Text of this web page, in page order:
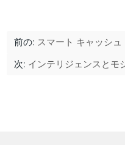
前の: スマート キャッシュ レジスターの新たな革命:
次: インテリジェンスとモジュール化が新たなトレンドとして